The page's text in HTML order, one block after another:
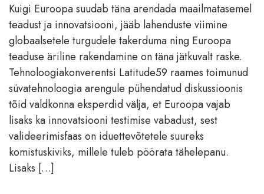
Kuigi Euroopa suudab täna arendada maailmatasemel
teadust ja innovatsiooni, jääb lahenduste viimine
globaalsetele turgudele takerduma ning Euroopa
teaduse äriline rakendamine on täna jätkuvalt raske.
Tehnoloogiakonverentsi Latitude59 raames toimunud
süvatehnoloogia arengule pühendatud diskussioonis
tõid valdkonna eksperdid välja, et Euroopa vajab
lisaks ka innovatsiooni testimise vabadust, sest
valideerimisfaas on iduettevõtetele suureks
komistuskiviks, millele tuleb pöörata tähelepanu.
Lisaks […]